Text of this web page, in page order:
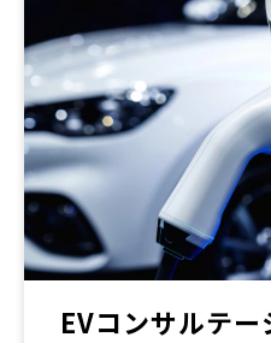
EVコンサルテ